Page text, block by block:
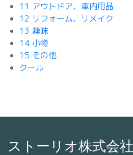
11 アウトドア、車内用品
12 リフォーム、リメイク
13 趣味
14 小物
15 その他
クール
ストーリオ株式会社